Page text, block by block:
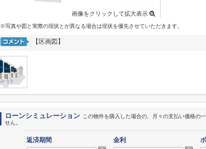
画像をクリックして拡大表示
※写真や図と実際の現状とが異なる場合は現状を優先させていただきます。
【区画図】
ローンシミュレーション この物件を購入した場合の、月々の支払い価格の
せん。
返済期間 金利